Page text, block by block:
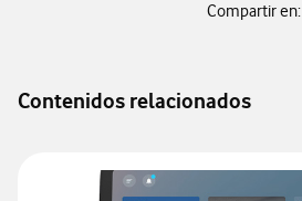
Compartir en:
Contenidos relacionados